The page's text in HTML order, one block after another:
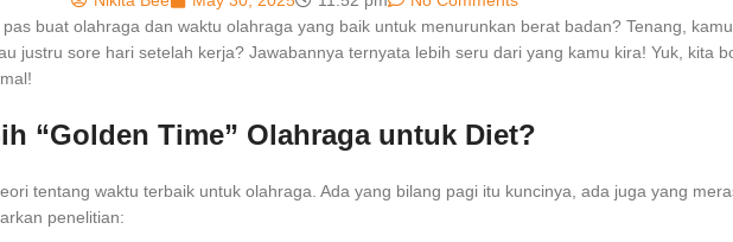
buat olahraga dan waktu olahraga yang baik untuk menurunkan berat badan? Tenang,
justru sore hari setelah kerja? Jawabannya ternyata lebih seru dari yang kamu kira! Yuk, kita
“Golden Time” Olahraga untuk Diet?
tentang waktu terbaik untuk olahraga. Ada yang bilang pagi itu kuncinya, ada juga yang
penelitian: